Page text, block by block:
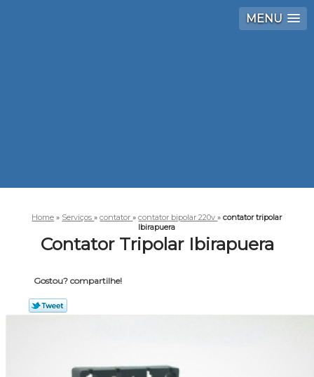
MENU
Home » Serviços»contator»contator bipolar 220v»contator tripolar
Ibirapuera
Contator Tripolar Ibirapuera
Gostou? compartilhe!